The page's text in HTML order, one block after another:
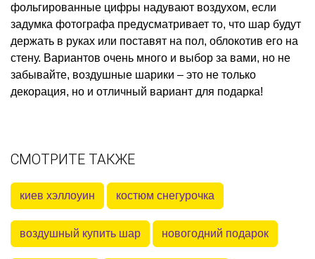
фольгированные цифры надувают воздухом, если
задумка фотографа предусматривает то, что шар будут
держать в руках или поставят на пол, облокотив его на
стену. Вариантов очень много и выбор за вами, но не
забывайте, воздушные шарики – это не только
декорация, но и отличный вариант для подарка!
СМОТРИТЕ ТАКЖЕ
киев хэллоуин костюм снегурочка
воздушный купить шар новогодний подарок